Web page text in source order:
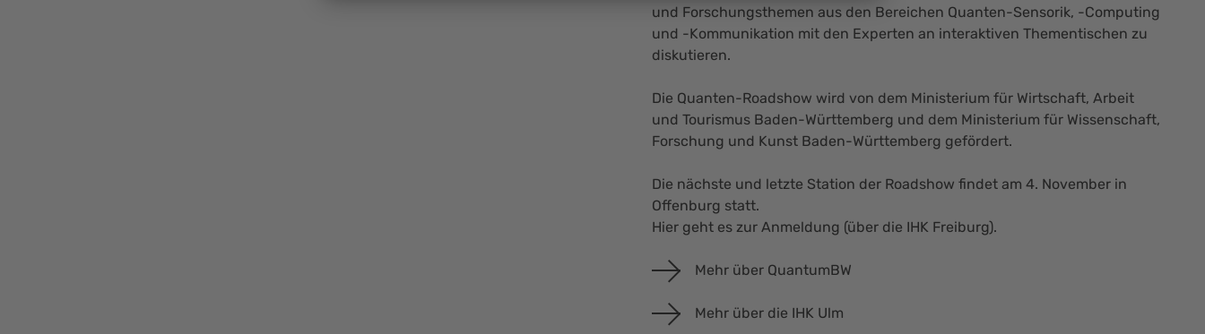
und Forschungsthemen aus den Bereichen Quanten-Sensorik, -Computing
und -Kommunikation mit den Experten an interaktiven Thementischen zu
diskutieren.
Die Quanten-Roadshow wird von dem Ministerium für Wirtschaft, Arbeit
und Tourismus Baden-Württemberg und dem Ministerium für Wissenschaft,
Forschung und Kunst Baden-Württemberg gefördert.
Die nächste und letzte Station der Roadshow findet am 4. November in
Offenburg statt.
Hier geht es zurAnmeldung (über die IHK Freiburg).
Mehr über QuantumBW
Mehr über die IHK Ulm